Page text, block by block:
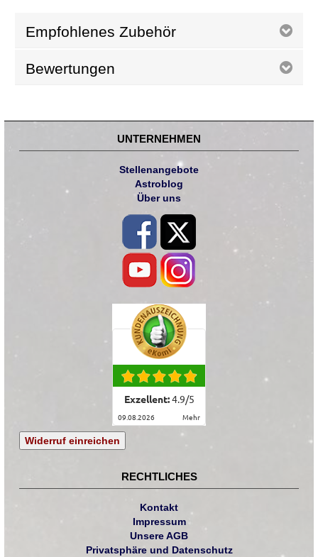
Empfohlenes Zubehör
Bewertungen
UNTERNEHMEN
Stellenangebote
Astroblog
Über uns
Exzellent:4.9/5
09.08.2026 mehr
Widerruf einreichen
RECHTLICHES
Kontakt
Impressum
Unsere AGB
Privatsphäre und Datenschutz